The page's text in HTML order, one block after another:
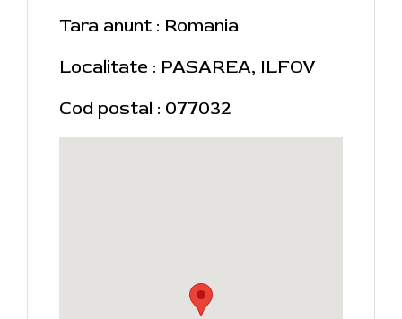
Tara anunt : Romania
Localitate : PASAREA, ILFOV
Cod postal : 077032